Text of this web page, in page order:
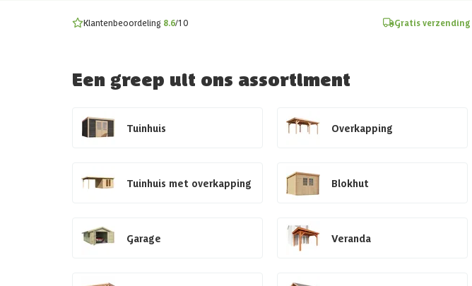
Klantenbeoordeling 8.6/10 Gratis verzending
Een greep uit ons assortiment
Tuinhuis Overkapping
Tuinhuis met overkapping Blokhut
Garage Veranda